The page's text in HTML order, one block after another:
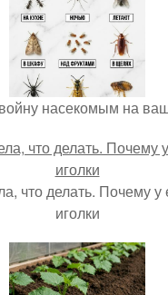
насекомым на
что делать. Почему
иголки